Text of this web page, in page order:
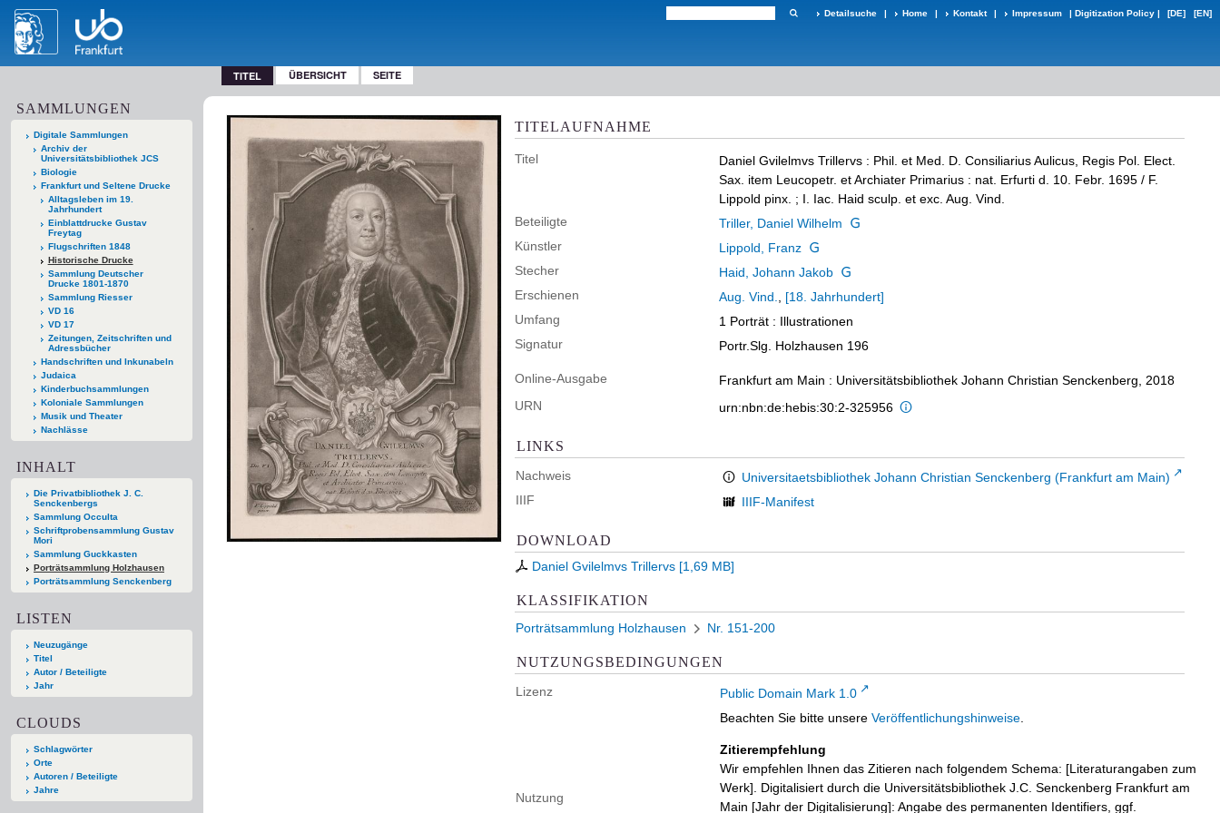
Detailsuche | Home | Kontakt | Impressum | Digitization Policy | [DE] [EN]
TITEL ÜBERSICHT SEITE
SAMMLUNGEN
Digitale Sammlungen
Archiv der
Universitätsbibliothek JCS
Biologie
Frankfurt und Seltene Drucke
Alltagsleben im 19.
Jahrhundert
Einblattdrucke Gustav
Freytag
Flugschriften 1848
Historische Drucke
Sammlung Deutscher
Drucke 1801-1870
Sammlung Riesser
VD 16
VD 17
Zeitungen, Zeitschriften und
Adressbücher
Handschriften und Inkunabeln
Judaica
Kinderbuchsammlungen
Koloniale Sammlungen
Musik und Theater
Nachlässe
INHALT
Die Privatbibliothek J. C.
Senckenbergs
Sammlung Occulta
Schriftprobensammlung Gustav
Mori
Sammlung Guckkasten
Porträtsammlung Holzhausen
Porträtsammlung Senckenberg
LISTEN
Neuzugänge
Titel
Autor / Beteiligte
Jahr
CLOUDS
Schlagwörter
Orte
Autoren / Beteiligte
Jahre
TITELAUFNAHME
Titel Daniel Gvilelmvs Trillervs : Phil. et Med. D. Consiliarius Aulicus, Regis Pol. Elect.
Sax. item Leucopetr. et Archiater Primarius : nat. Erfurti d. 10. Febr. 1695 / F.
Lippold pinx. ; I. Iac. Haid sculp. et exc. Aug. Vind.
Beteiligte
Triller, Daniel Wilhelm
Künstler
Lippold, Franz
Stecher
Haid, Johann Jakob
Erschienen
Aug. Vind.
[18. Jahrhundert]
Umfang
1 Porträt : Illustrationen
Signatur
Portr.Slg. Holzhausen 196
Online-Ausgabe
Frankfurt am Main : Universitätsbibliothek Johann Christian Senckenberg, 2018
URN
urn:nbn:de:hebis:30:2-325956
LINKS
Nachweis
Universitaetsbibliothek Johann Christian Senckenberg (Frankfurt am Main)
IIIF
IIIF-Manifest
DOWNLOAD
Daniel Gvilelmvs Trillervs [1,69 MB]
KLASSIFIKATION
Porträtsammlung Holzhausen Nr. 151-200
NUTZUNGSBEDINGUNGEN
Lizenz Public Domain Mark 1.0
Nutzung
Beachten Sie bitte unsere Veröffentlichungshinweise
Zitierempfehlung
Wir empfehlen Ihnen das Zitieren nach folgendem Schema: [Literaturangaben zum
Werk]. Digitalisiert durch die Universitätsbibliothek J.C. Senckenberg Frankfurt am
Main [Jahr der Digitalisierung]: Angabe des permanenten Identifiers, ggf.